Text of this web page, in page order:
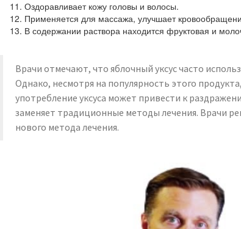
Оздоравливает кожу головы и волосы.
Применяется для массажа, улучшает
В содержании раствора находится фруктовая и
Врачи отмечают, что яблочный уксус часто
Однако, несмотря на популярность этого
употребление уксуса может привести к
заменяет традиционные методы лечения. Врачи
нового метода лечения.